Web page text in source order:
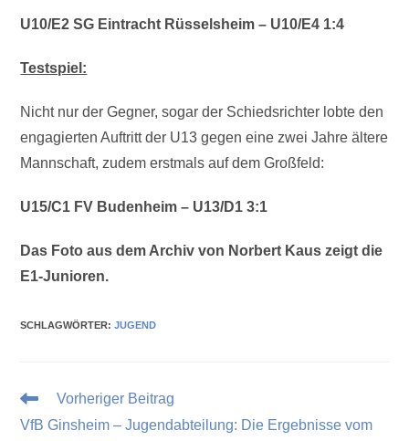
U10/E2 SG Eintracht Rüsselsheim – U10/E4 1:4
Testspiel:
Nicht nur der Gegner, sogar der Schiedsrichter lobte den
engagierten Auftritt der U13 gegen eine zwei Jahre ältere
Mannschaft, zudem erstmals auf dem Großfeld:
U15/C1 FV Budenheim – U13/D1 3:1
Das Foto aus dem Archiv von Norbert Kaus zeigt die
E1-Junioren.
SCHLAGWÖRTER:JUGEND
Vorheriger Beitrag
VfB Ginsheim – Jugendabteilung: Die Ergebnisse vom